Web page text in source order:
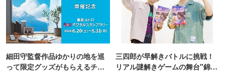
細田守監督作品ゆかりの地を巡
って限定グッズがもらえるチャ
三四郎が早解きバトルに挑戦！
リアル謎解きゲームの舞台"錦糸